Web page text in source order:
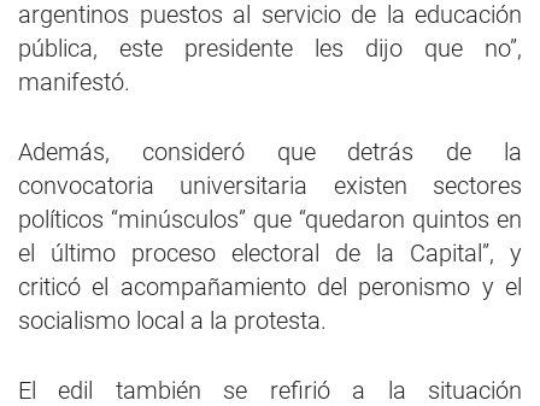
argentinos puestos al servicio de la educación
pública, este presidente les dijo que no”,
manifestó.
Además, consideró que detrás de la
convocatoria universitaria existen sectores
políticos “minúsculos” que “quedaron quintos en
el último proceso electoral de la Capital”, y
criticó el acompañamiento del peronismo y el
socialismo local a la protesta.
El edil también se refirió a la situación